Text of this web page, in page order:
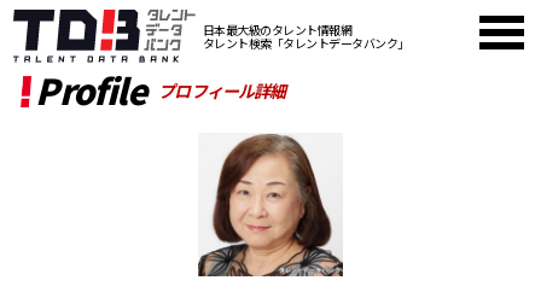
日本最大級のタレント情報網
タレント検索「タレントデータバンク」
Profile プロフィール詳細